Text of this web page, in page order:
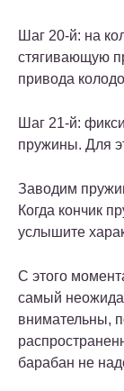
Шаг 20-й: на
стягивающую
привода
Шаг 21-й:
пружины. Для
Заводим
Когда кончик
услышите
С этого
самый
внимательны,
барабан не